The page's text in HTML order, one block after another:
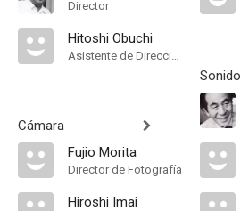
Director
Hitoshi Obuchi
Asistente de Dirección
Cámara
Fujio Morita
Director de Fotografía
Hiroshi Imai
Sonido